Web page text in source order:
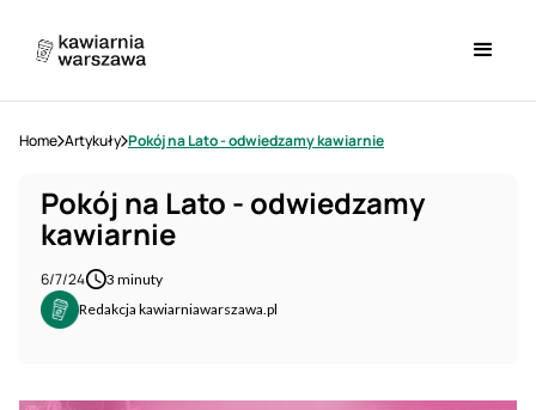
Home Artykuły Pokój na Lato - odwiedzamy kawiarnie
Pokój na Lato - odwiedzamy
kawiarnie
6/7/24
3 minuty
Redakcja kawiarniawarszawa.pl